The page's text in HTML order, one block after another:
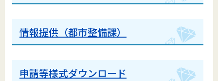
情報提供（都市整備課）
申請等様式ダウンロード